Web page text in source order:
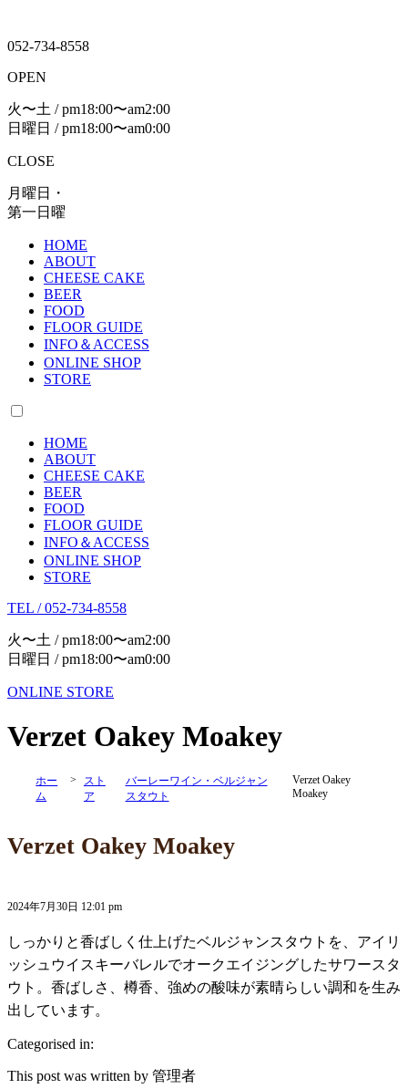
052-734-8558
OPEN
火〜土 / pm18:00〜am2:00
日曜日 / pm18:00〜am0:00
CLOSE
月曜日・
第一日曜
HOME
ABOUT
CHEESE CAKE
BEER
FOOD
FLOOR GUIDE
INFO＆ACCESS
ONLINE SHOP
STORE
HOME
ABOUT
CHEESE CAKE
BEER
FOOD
FLOOR GUIDE
INFO＆ACCESS
ONLINE SHOP
STORE
TEL / 052-734-8558
火〜土 / pm18:00〜am2:00
日曜日 / pm18:00〜am0:00
ONLINE STORE
Verzet Oakey Moakey
ホー
ム
>
スト
ア
バーレーワイン・ベルジャン
スタウト
Verzet Oakey
Moakey
Verzet Oakey Moakey
2024年7月30日 12:01 pm
しっかりと香ばしく仕上げたベルジャンスタウトを、アイリ
ッシュウイスキーバレルでオークエイジングしたサワースタ
ウト。香ばしさ、樽香、強めの酸味が素晴らしい調和を生み
出しています。
Categorised in:
This post was written by 管理者